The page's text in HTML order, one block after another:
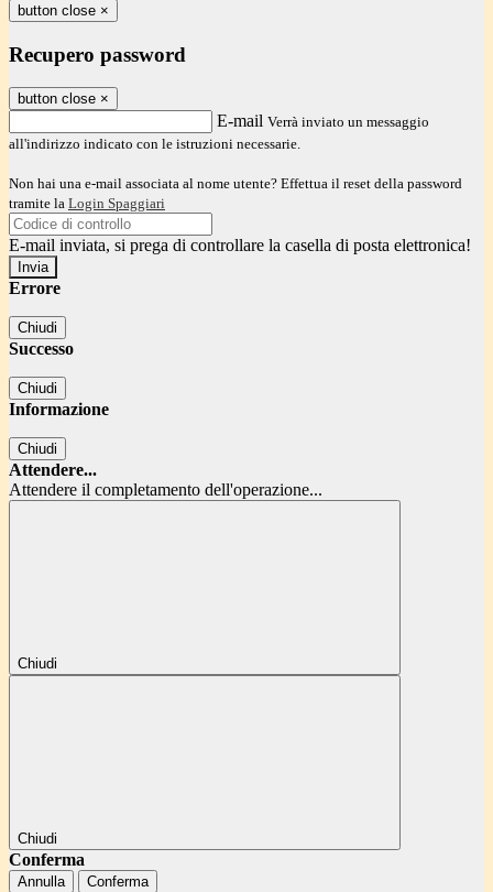
button close ×
Recupero password
button close ×
E-mail Verrà inviato un messaggio
all'indirizzo indicato con le istruzioni necessarie.
Non hai una e-mail associata al nome utente? Effettua il reset della password
tramite la Login Spaggiari
E-mail inviata, si prega di controllare la casella di posta elettronica!
Errore
Chiudi
Successo
Chiudi
Informazione
Chiudi
Attendere...
Attendere il completamento dell'operazione...
Chiudi
Chiudi
Conferma
Annulla Conferma